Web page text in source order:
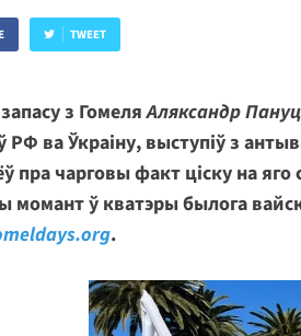
TWEET
з ГомеляАляксандр
РФ ва Ўкраіну, выступіў з
пра чарговы факт ціску на
момант ў кватэры былога
.